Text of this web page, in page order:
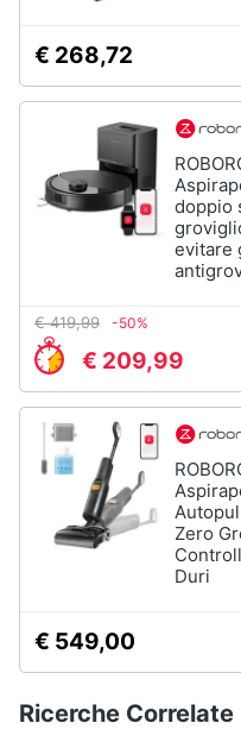
€ 268,72
doppio
evitare
€ 419,99 -50%
€ 209,99
Zero
Duri
€ 549,00
Ricerche Correlate